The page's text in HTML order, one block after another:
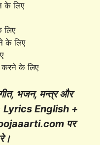
के लिए
लिए
के लिए
करने के लिए
भजन, मन्त्र और
Lyrics English +
पर